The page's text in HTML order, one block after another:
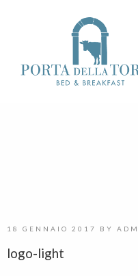
18 GENNAIO 2017 BY
logo-light